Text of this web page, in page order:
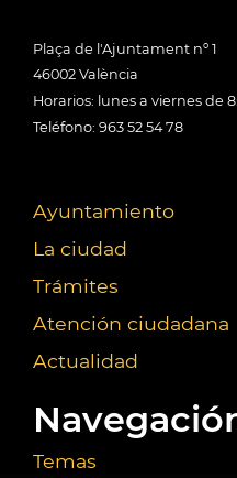
Plaça de l'Ajuntament nº 1
46002 València
Horarios: lunes a viernes de
Teléfono: 963 52 54 78
Ayuntamiento
La ciudad
Trámites
Atención ciudadana
Actualidad
Temas